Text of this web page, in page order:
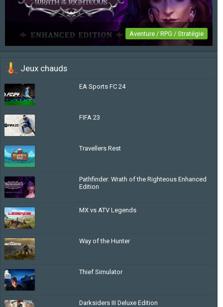
Aventure / RPG / Stratégie
Jeux chauds
EA Sports FC 24
FIFA 23
Travellers Rest
Pathfinder: Wrath of the Righteous Enhanced
Edition
MX vs ATV Legends
Way of the Hunter
Thief Simulator
Darksiders III Deluxe Edition